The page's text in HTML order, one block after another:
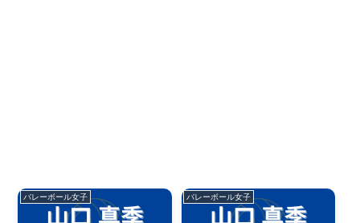
バレーボール女子 バレーボール女子